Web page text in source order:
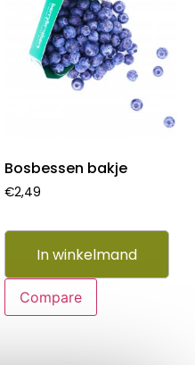
Bosbessen bakje
€2,49
In winkelmand
Compare